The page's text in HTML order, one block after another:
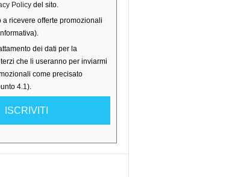
Policydel sito.
a ricevere offerte promozionali
dei dati per la
che li useranno per inviarmi
come precisato
4.1).
ISCRIVITI